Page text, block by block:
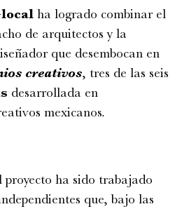
ha logrado combinar el
de arquitectos y la
que desembocan en
creativos, tres de las seis
desarrollada en
mexicanos.
proyecto ha sido trabajado
que, bajo las